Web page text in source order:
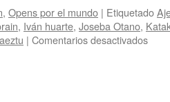
, Opens por el mundo | Etiquetado
, Iván huarte, Joseba Otano,
| Comentarios desactivadosen